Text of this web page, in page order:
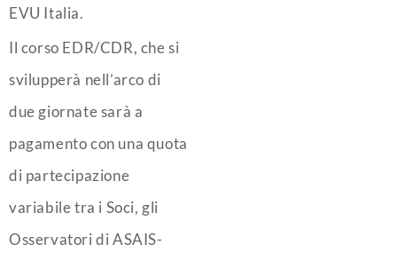
EVU Italia.
Il corso EDR/CDR, che si
svilupperà nell’arco di
due giornate sarà a
pagamento con una quota
di partecipazione
variabile tra i Soci, gli
Osservatori di ASAIS-